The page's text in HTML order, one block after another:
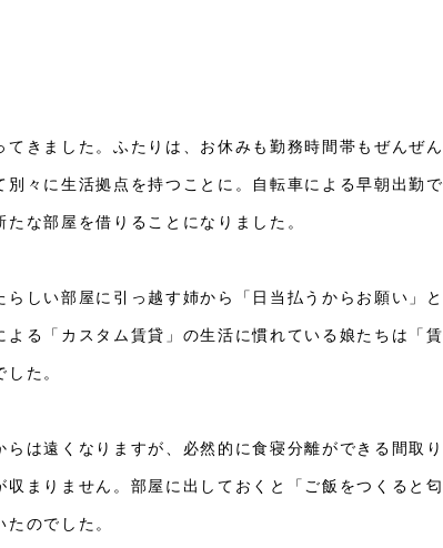
きました。ふたりは、お休みも勤務時間帯もぜんぜん
々に生活拠点を持つことに。自転車による早朝出勤で
な部屋を借りることになりました。
しい部屋に引っ越す姉から「日当払うからお願い」と
る「カスタム賃貸」の生活に慣れている娘たちは「賃
た。
は遠くなりますが、必然的に食寝分離ができる間取り
まりません。部屋に出しておくと「ご飯をつくると匂
のでした。